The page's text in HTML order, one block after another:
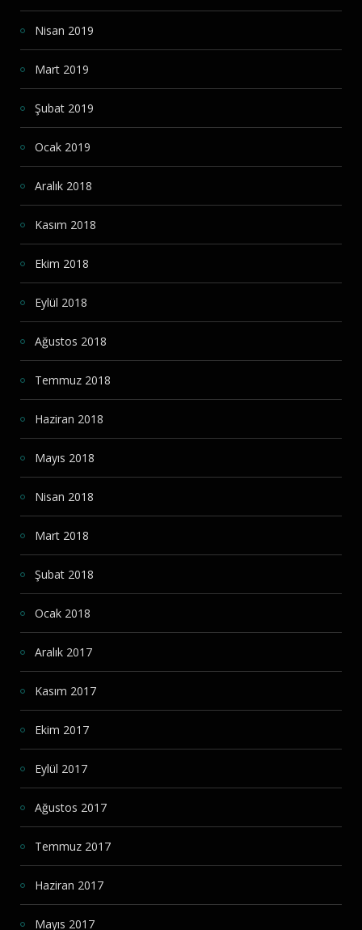
Nisan 2019
Mart 2019
Şubat 2019
Ocak 2019
Aralık 2018
Kasım 2018
Ekim 2018
Eylül 2018
Ağustos 2018
Temmuz 2018
Haziran 2018
Mayıs 2018
Nisan 2018
Mart 2018
Şubat 2018
Ocak 2018
Aralık 2017
Kasım 2017
Ekim 2017
Eylül 2017
Ağustos 2017
Temmuz 2017
Haziran 2017
Mayıs 2017